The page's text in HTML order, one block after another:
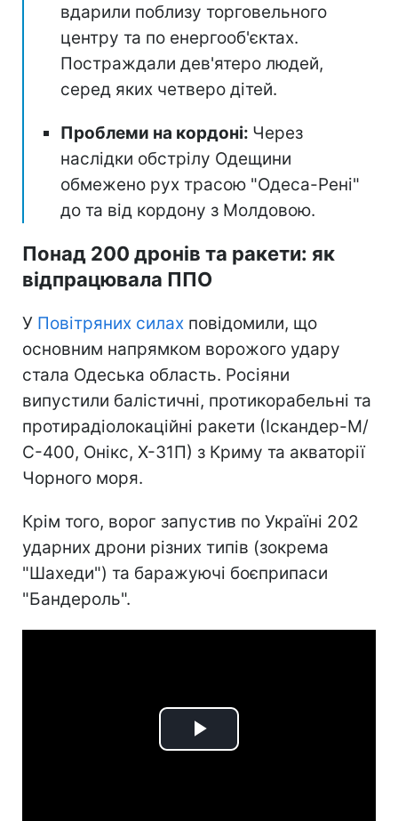
вдарили поблизу торговельного
центру та по енергооб'єктах.
Постраждали дев'ятеро людей,
серед яких четверо дітей.
Проблеми на кордоні: Через
наслідки обстрілу Одещини
обмежено рух трасою "Одеса-Рені"
до та від кордону з Молдовою.
Понад 200 дронів та ракети: як
відпрацювала ППО
У Повітряних силах повідомили, що
основним напрямком ворожого удару
стала Одеська область. Росіяни
випустили балістичні, протикорабельні та
протирадіолокаційні ракети (Іскандер-М/
С-400, Онікс, Х-31П) з Криму та акваторії
Чорного моря.
Крім того, ворог запустив по Україні 202
ударних дрони різних типів (зокрема
"Шахеди") та баражуючі боєприпаси
"Бандероль".
Play